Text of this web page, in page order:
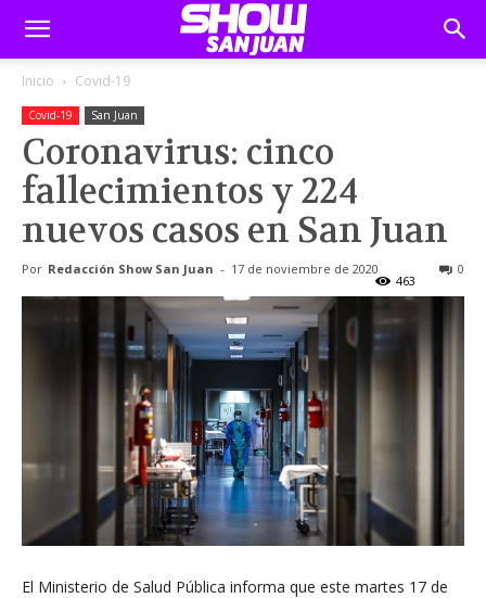
Inicio Covid-19
Covid-19 San Juan
Coronavirus: cinco
fallecimientos y 224
nuevos casos en San Juan
Por Redacción Show San Juan - 17 de noviembre de 2020 0
463
El Ministerio de Salud Pública informa que este martes 17 de